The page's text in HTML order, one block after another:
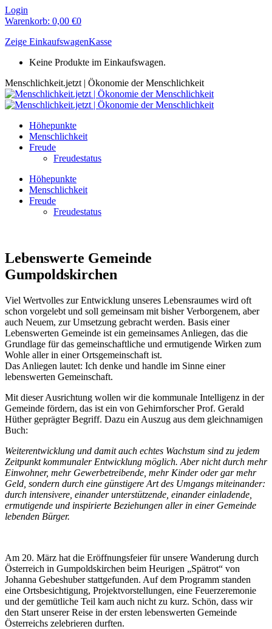
Zum
Inhalt
Login
Warenkorb: 0,00 €0
Zeige EinkaufswagenKasse
Keine Produkte im Einkaufswagen.
Menschlichkeit.jetzt | Ökonomie der Menschlichkeit
Höhepunkte
Menschlichkeit
Freude
Freudestatus
Höhepunkte
Menschlichkeit
Freude
Freudestatus
Lebenswerte Gemeinde
Gumpoldskirchen
Viel Wertvolles zur Entwicklung unseres Lebensraumes wird oft
schon vorgelebt und soll gemeinsam mit bisher Verborgenem, aber
auch Neuem, zur Umsetzung gebracht werden. Basis einer
Lebenswerten Gemeinde ist ein gemeinsames Anliegen, das die
Grundlage für das gemeinschaftliche und ermutigende Wirken zum
Wohle aller in einer Ortsgemeinschaft ist.
Das Anliegen lautet: Ich denke und handle im Sinne einer
lebenswerten Gemeinschaft.
Mit dieser Ausrichtung wollen wir die kommunale Intelligenz in der
Gemeinde fördern, das ist ein von Gehirnforscher Prof. Gerald
Hüther geprägter Begriff. Dazu ein Auszug aus dem gleichnamigen
Buch:
Weiterentwicklung und damit auch echtes Wachstum sind zu jedem
Zeitpunkt kommunaler Entwicklung möglich. Aber nicht durch mehr
Einwohner, mehr Gewerbetreibende, mehr Kinder oder gar mehr
Geld, sondern durch eine günstigere Art des Umgangs miteinander:
durch intensivere, einander unterstützende, einander einladende,
ermutigende und inspirierte Beziehungen aller in einer Gemeinde
lebenden Bürger.
Am 20. März hat die Eröffnungsfeier für unsere Wanderung durch
Österreich in Gumpoldskirchen beim Heurigen „Spätrot“ von
Johanna Gebeshuber stattgefunden. Auf dem Programm standen
eine Ortsbesichtigung, Projektvorstellungen, eine Feuerzeremonie
und der gemütliche Teil kam auch nicht zu kurz. Schön, dass wir
den Start unserer Reise in der ersten lebenswerten Gemeinde
Österreichs zelebrieren durften.